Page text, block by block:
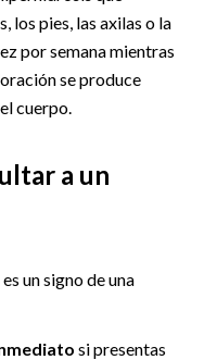
los pies, las axilas o la
por semana mientras
se produce
cuerpo.
a un
un signo de una
si presentas